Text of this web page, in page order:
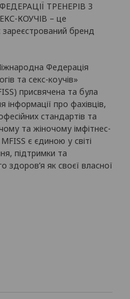
ТРЕНЕРІВ З
КОУЧІВ – це
бренд
Федерація
та секс-коучів»
присвячена та була
про фахівців,
стандартів та
та жіночому імфітнес-
є єдиною у світі
підтримки та
здоров’я як своєї власної